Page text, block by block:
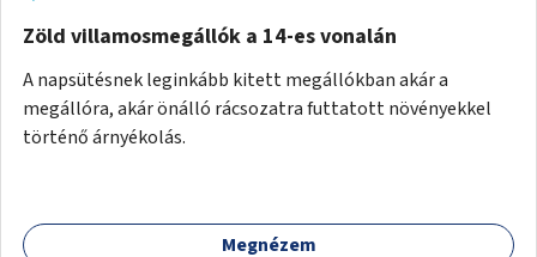
Zöld villamosmegállók a 14-es vonalán
A napsütésnek leginkább kitett megállókban akár a
megállóra, akár önálló rácsozatra futtatott növényekkel
történő árnyékolás.
Megnézem